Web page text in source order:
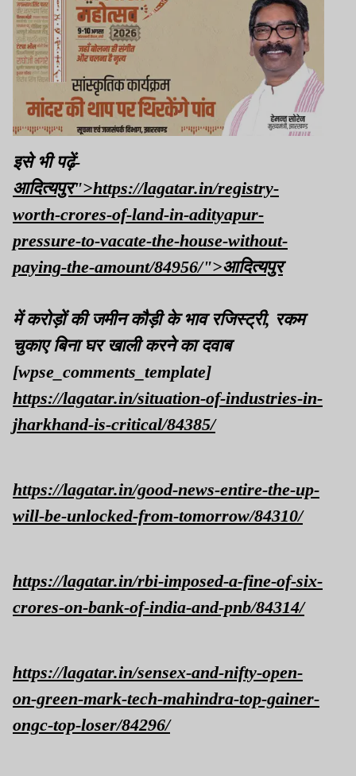
इसे भी पढ़ें-
आदित्यपुर">https://lagatar.in/registry-
worth-crores-of-land-in-adityapur-
pressure-to-vacate-the-house-without-
paying-the-amount/84956/">आदित्यपुर
में करोड़ों की जमीन कौड़ी के भाव रजिस्ट्री, रकम
चुकाए बिना घर खाली करने का दवाब
[wpse_comments_template]
https://lagatar.in/situation-of-industries-in-
jharkhand-is-critical/84385/
https://lagatar.in/good-news-entire-the-up-
will-be-unlocked-from-tomorrow/84310/
https://lagatar.in/rbi-imposed-a-fine-of-six-
crores-on-bank-of-india-and-pnb/84314/
https://lagatar.in/sensex-and-nifty-open-
on-green-mark-tech-mahindra-top-gainer-
ongc-top-loser/84296/